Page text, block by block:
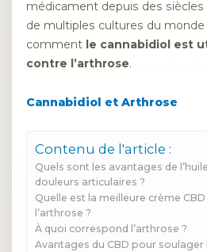
médicament depuis des
de multiples cultures du
comment le cannabidiol est
contre l’arthrose.
Cannabidiol et Arthrose
Contenu de l'article :
Quels sont les avantages de
douleurs articulaires ?
Quelle est la meilleure crème
l’arthrose ?
À quoi correspond l’arthrose ?
Avantages du CBD pour soulager